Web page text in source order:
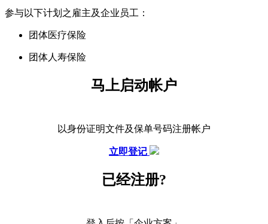
参与以下计划之雇主及企业员工：
团体医疗保险
团体人寿保险
马上启动帐户
以身份证明文件及保单号码注册帐户
立即登记
已经注册?